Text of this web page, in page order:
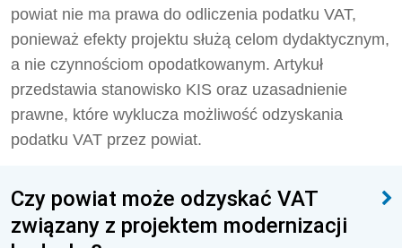
powiat nie ma prawa do odliczenia podatku VAT,
ponieważ efekty projektu służą celom dydaktycznym,
a nie czynnościom opodatkowanym. Artykuł
przedstawia stanowisko KIS oraz uzasadnienie
prawne, które wyklucza możliwość odzyskania
podatku VAT przez powiat.
Czy powiat może odzyskać VAT
związany z projektem modernizacji